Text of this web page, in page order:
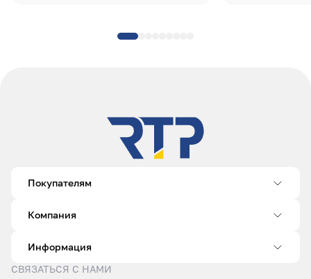
Покупателям
Компания
Информация
СВЯЗАТЬСЯ С НАМИ